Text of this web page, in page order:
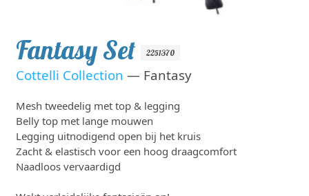
Fantasy Set 2251370
Cottelli Collection — Fantasy
Mesh tweedelig met top & legging
Belly top met lange mouwen
Legging uitnodigend open bij het kruis
Zacht & elastisch voor een hoog draagcomfort
Naadloos vervaardigd